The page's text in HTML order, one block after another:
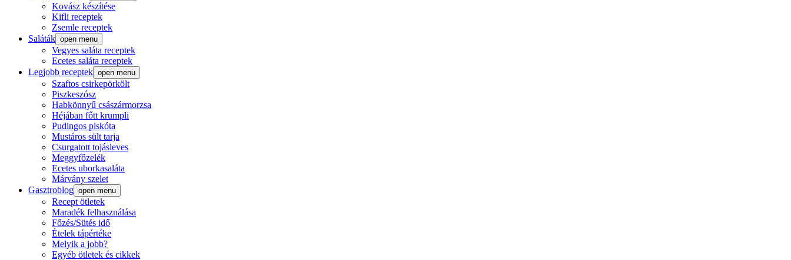
Kovász készítése
Kifli receptek
Zsemle receptek
Saláták open menu
Vegyes saláta receptek
Ecetes saláta receptek
Legjobb receptek open menu
Szaftos csirkepörkölt
Piszkeszósz
Habkönnyű császármorzsa
Héjában főtt krumpli
Pudingos piskóta
Mustáros sült tarja
Csurgatott tojásleves
Meggyfőzelék
Ecetes uborkasaláta
Márvány szelet
Gasztroblog open menu
Recept ötletek
Maradék felhasználása
Főzés/Sütés idő
Ételek tápértéke
Melyik a jobb?
Egyéb ötletek és cikkek